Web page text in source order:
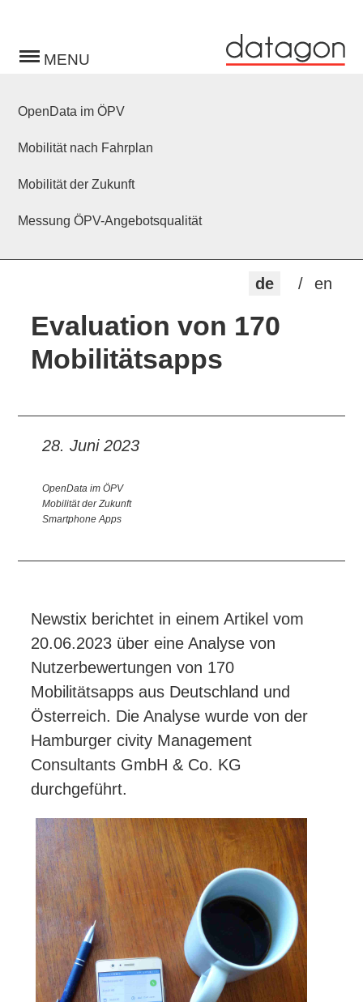
Toggle
OpenData im ÖPV
Mobilität nach Fahrplan
Mobilität der Zukunft
Messung ÖPV-Angebotsqualität
de en
Evaluation von 170
Mobilitätsapps
28. Juni 2023
OpenData im ÖPV
Mobilität der Zukunft
Smartphone Apps
Newstix berichtet in einem Artikel vom
20.06.2023 über eine Analyse von
Nutzerbewertungen von 170
Mobilitätsapps aus Deutschland und
Österreich. Die Analyse wurde von der
Hamburger civity Management
Consultants GmbH & Co. KG
durchgeführt.